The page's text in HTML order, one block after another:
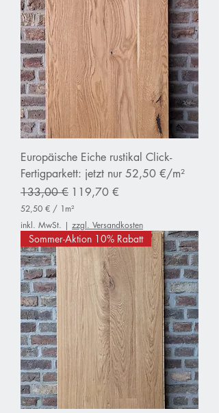
€
p
r
o
1
Q
u
a
d
r
a
t
e
t
e
r
Europäische Eiche rustikal Click-
Fertigparkett: jetzt nur 52,50 €/m²
Standardpreis
133,00 € Sale-Preis
119,70 €
52,50 € / 1m²
5
2
5
0
€
p
r
o
1
Q
u
a
d
r
a
t
inkl. MwSt. | zzgl. Versandkosten
Sommer-Aktion 10% Rabatt